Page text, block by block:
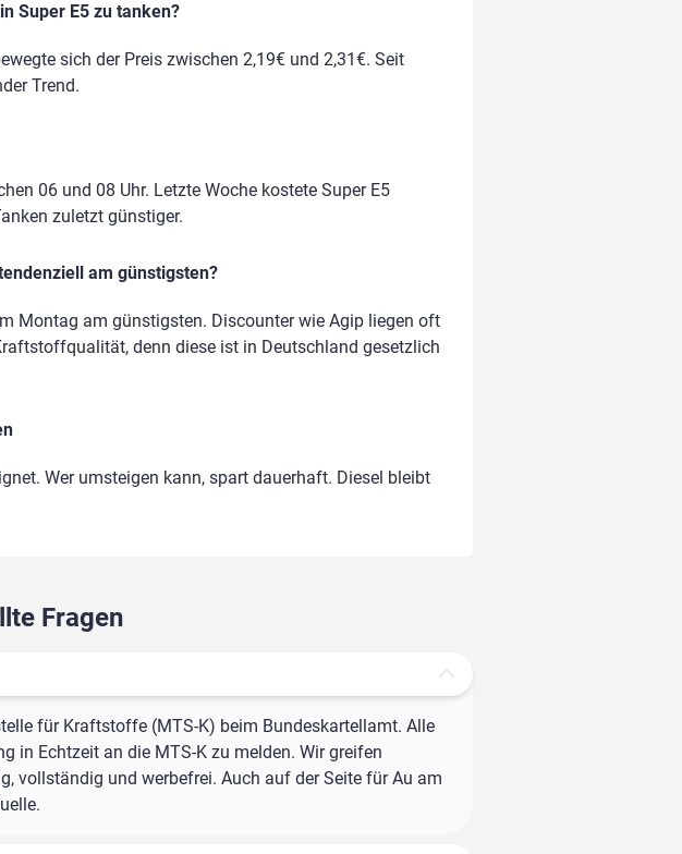
Super E5 zu tanken?
sich der Preis zwischen 2,19€ und 2,31€. Seit
Trend.
06 und 08 Uhr. Letzte Woche kostete Super E5
zuletzt günstiger.
am günstigsten?
Montag am günstigsten. Discounter wie Agip liegen oft
denn diese ist in Deutschland gesetzlich
Wer umsteigen kann, spart dauerhaft. Diesel bleibt
Fragen
für Kraftstoffe (MTS-K) beim Bundeskartellamt. Alle
in Echtzeit an die MTS-K zu melden. Wir greifen
vollständig und werbefrei. Auch auf der Seite für Au am